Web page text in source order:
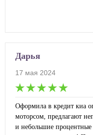
Дарья
17 мая 2024
Оформила в кредит киа
моторсом, предлагают
и небольшие процентные